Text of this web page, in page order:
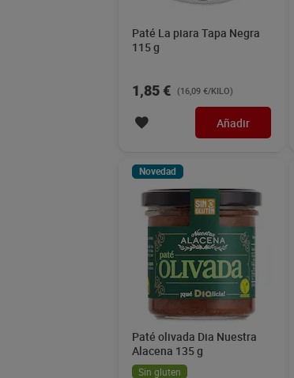
Paté La piara Tapa Negra
115 g
1,85 € (16,09 €/KILO)
Añadir
Novedad
Paté olivada Dia Nuestra
Alacena 135 g
Sin gluten